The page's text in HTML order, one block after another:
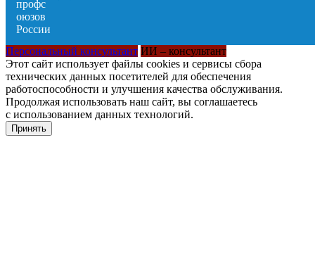
Персональный консультант ИИ – консультант
Этот сайт использует файлы cookies и сервисы сбора
технических данных посетителей для обеспечения
работоспособности и улучшения качества обслуживания.
Продолжая использовать наш сайт, вы соглашаетесь
с использованием данных технологий.
Принять